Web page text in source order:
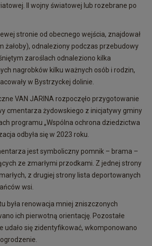
II wojny światowej lub rozebrane po
stronie od obecnego wejścia, znajdował
żałoby), odnaleziony podczas przebudowy
zaroślach odnaleziono kilka
nagrobków kilku ważnych osób i rodzin,
w Bystrzyckej dolinie.
VAN JARINA rozpoczęło przygotowanie
cmentarza żydowskiego z inicjatywy gminy
programu „Wspólna ochrona dziedzictwa
odbyła się w 2023 roku.
jest symboliczny pomnik – brama –
ze zmarłymi przodkami. Z jednej strony
z drugiej strony lista deportowanych
wsi.
była renowacja mniej zniszczonych
ich pierwotną orientację. Pozostałe
udało się zidentyfikować, wkomponowano